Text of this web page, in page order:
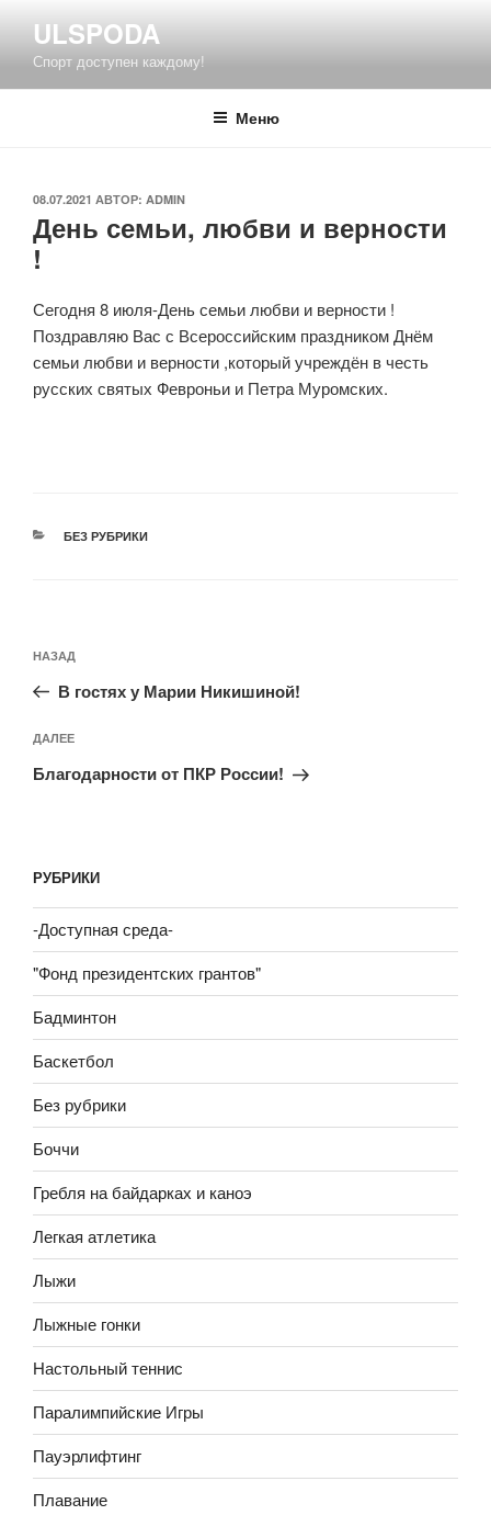
содержимому
ULSPODA
Спорт доступен каждому!
Меню
ОПУБЛИКОВАНО
08.07.2021 АВТОР: ADMIN
День семьи, любви и верности
!
Сегодня 8 июля-День семьи любви и верности !
Поздравляю Вас с Всероссийским праздником Днём
семьи любви и верности ,который учреждён в честь
русских святых Февроньи и Петра Муромских.
РУБРИКИ
БЕЗ РУБРИКИ
по
записям
Предыдущая
запись:
НАЗАД
В гостях у Марии Никишиной!
Следующая
запись
ДАЛЕЕ
Благодарности от ПКР России!
РУБРИКИ
-Доступная среда-
"Фонд президентских грантов"
Бадминтон
Баскетбол
Без рубрики
Боччи
Гребля на байдарках и каноэ
Легкая атлетика
Лыжи
Лыжные гонки
Настольный теннис
Паралимпийские Игры
Пауэрлифтинг
Плавание